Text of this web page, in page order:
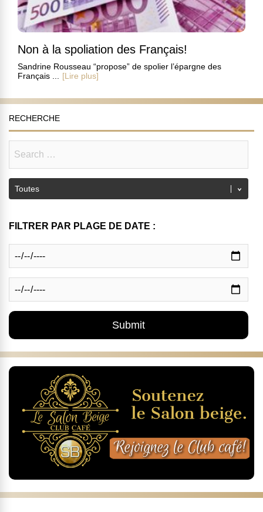
Non à la spoliation des Français!
Sandrine Rousseau “propose” de spolier l’épargne des
Français ...
[Lire plus]
RECHERCHE
FILTRER PAR PLAGE DE DATE :